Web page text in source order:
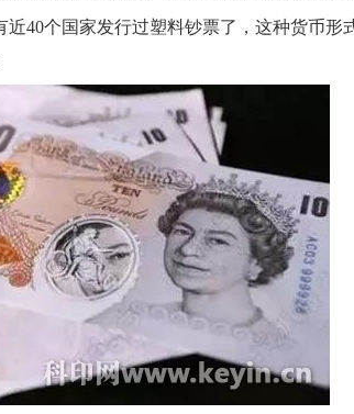
个国家发行过塑料钞票了，这种货币形